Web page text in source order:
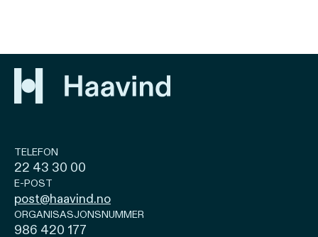
TELEFON
22 43 30 00
E-POST
post@haavind.no
ORGANISASJONSNUMMER
986 420 177